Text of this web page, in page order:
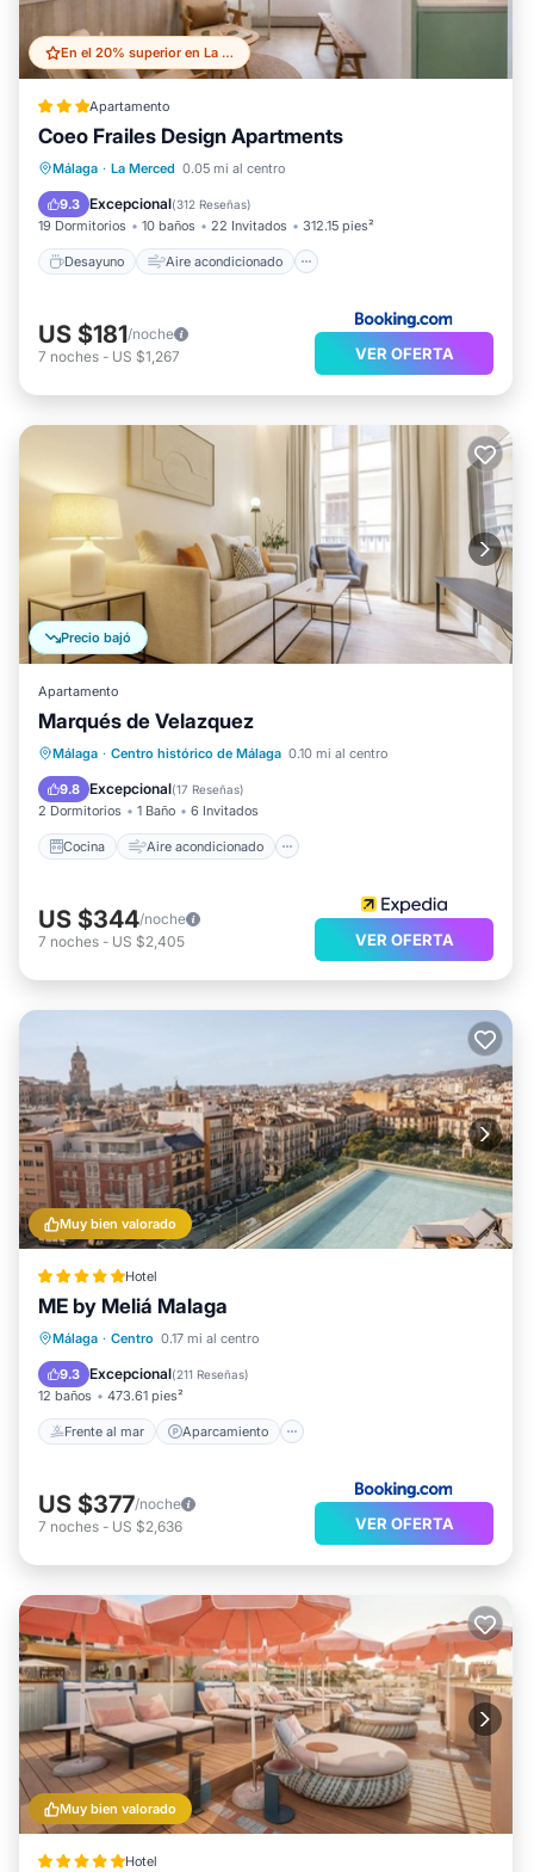
En el 20% superior en La Merced
Apartamento
Coeo Frailes Design Apartments
Málaga · La Merced 0.05 mi al centro
9.3 Excepcional(312 Reseñas)
19 Dormitorios 10 baños 22 Invitados 312.15 pies²
Desayuno Aire acondicionado
Desayuno
Aire acondicionado
Internet
Apto para niños
US $181/noche
7 noches - US $1,267 VER OFERTA
Precio bajó
Apartamento
Marqués de Velazquez
Málaga · Centro histórico de Málaga 0.10 mi al centro
9.8 Excepcional(17 Reseñas)
2 Dormitorios 1 Baño 6 Invitados
Cocina Aire acondicionado
Cocina Aire acondicionado
Internet
Se admiten mascotas
US $344/noche
7 noches - US $2,405 VER OFERTA
Muy bien valorado
Hotel
ME by Meliá Malaga
Málaga · Centro 0.17 mi al centro
9.3 Excepcional(211 Reseñas)
12 baños 473.61 pies²
Frente al mar Aparcamiento
Frente al mar Aparcamiento
Vista al mar
US $377/noche
7 noches - US $2,636 VER OFERTA
Muy bien valorado
Hotel